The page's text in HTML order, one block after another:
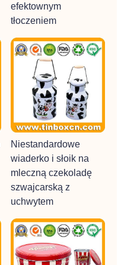
efektownym
tłoczeniem
Niestandardowe
wiaderko i słoik na
mleczną czekoladę
szwajcarską z
uchwytem